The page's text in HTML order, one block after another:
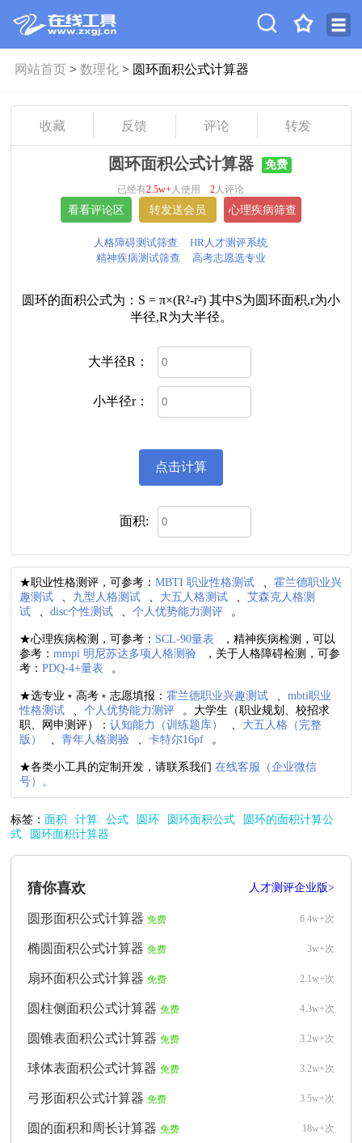
网站首页> 数理化> 圆环面积公式计算器
收藏 反馈 评论 转发
圆环面积公式计算器 免费
已经有2.5w+人使用 2人评论
人格障碍测试筛查
HR人才测评系统
精神疾病测试筛查
高考志愿选专业
圆环的面积公式为：S = π×(R²-r²) 其中S为圆环面积,r为小
半径,R为大半径。
大半径R：
小半径r：
面积:
★职业性格测评，可参考：MBTI 职业性格测试 、霍兰德职业兴
趣测试
、 九型人格测试 、 大五人格测试 、艾森克人格测
试
、disc个性测试 、个人优势能力测评 。
★心理疾病检测，可参考： SCL-90量表
，精神疾病检测，可以
参考：mmpi 明尼苏达多项人格测验
，关于人格障碍检测，可参
考：PDQ-4+量表 。
★选专业﹡高考﹡志愿填报：霍兰德职业兴趣测试 、mbti职业
性格测试
、个人优势能力测评
。大学生（职业规划、校招求
职、网申测评）：认知能力（训练题库） 、 大五人格（完整
版）
、青年人格测验 、卡特尔16pf 。
★各类小工具的定制开发，请联系我们在线客服（企业微信
号）。
标签： 面积 计算 公式 圆环 圆环面积公式
圆环的面积计算公
式
圆环面积计算器
人才测评企业版>
猜你喜欢
6.4w+次
圆形面积公式计算器 免费
3w+次
椭圆面积公式计算器 免费
2.1w+次
扇环面积公式计算器 免费
4.3w+次
圆柱侧面积公式计算器 免费
3.2w+次
圆锥表面积公式计算器 免费
3.2w+次
球体表面积公式计算器 免费
3.5w+次
弓形面积公式计算器 免费
18w+次
圆的面积和周长计算器 免费